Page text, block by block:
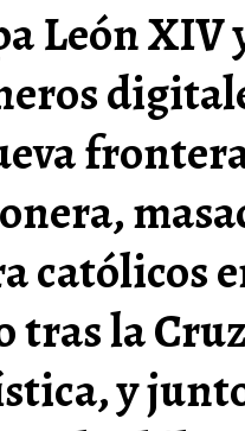
León XIV
católicos
tras la
y